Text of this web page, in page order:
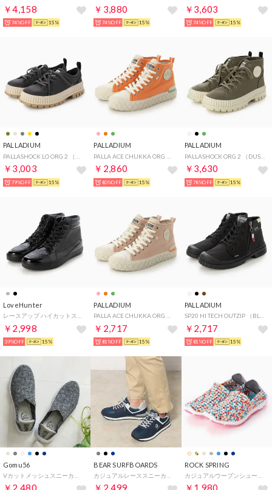
￥4,158
74%OFF 15%
￥3,880
74%OFF 15%
￥3,603
74%OFF 15%
PALLADIUM
￥3,003
79%OFF 15%
PALLADIUM
￥2,860
80%OFF 15%
PALLADIUM
PALLASHOCK ORG 2 （DUSKY GREEN）
￥3,630
78%OFF 15%
LoveHunter
￥2,998
39%OFF 15%
PALLADIUM
￥2,717
81%OFF 15%
PALLADIUM
￥2,717
81%OFF 15%
Gomu56
￥2,480
BEAR SURFBOARDS
￥2,499
ROCK SPRING
￥1,980